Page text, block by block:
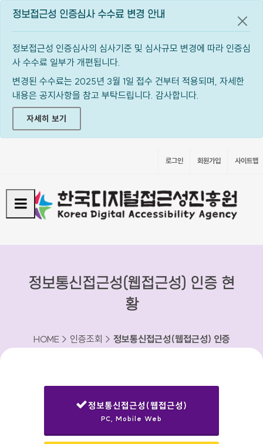
정보접근성 인증심사 수수료 변경 안내
정보접근성 인증심사의 심사기준 및 심사규모 변경에 따라 인증심
사 수수료 일부가 개편됩니다.
변경된 수수료는 2025년 3월 1일 접수 건부터 적용되며, 자세한
내용은 공지사항을 참고 부탁드립니다. 감사합니다.
자세히 보기
공지
로그인 회원가입 사이트맵
정보통신접근성(웹접근성) 인증 현
황
HOME > 인증조회 > 정보통신접근성(웹접근성) 인증
정보통신접근성(웹접근성)
PC, Mobile Web